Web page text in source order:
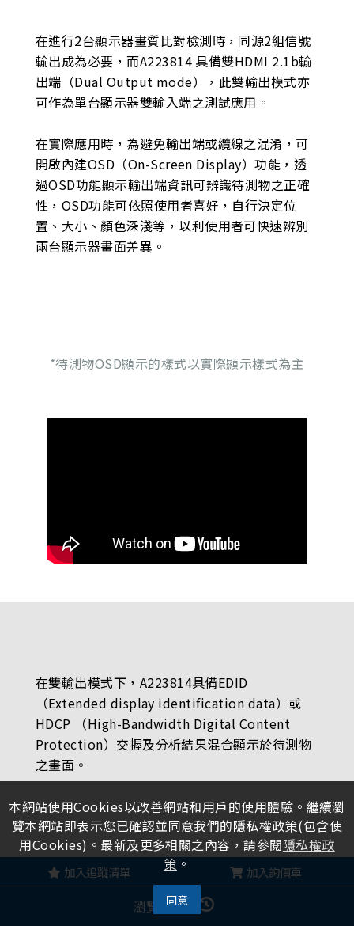
在進行2台顯示器畫質比對檢測時，同源2組信號
輸出成為必要，而A223814 具備雙HDMI 2.1b輸
出端（Dual Output mode），此雙輸出模式亦
可作為單台顯示器雙輸入端之測試應用。
在實際應用時，為避免輸出端或纜線之混淆，可
開啟內建OSD（On-Screen Display）功能，透
過OSD功能顯示輸出端資訊可辨識待測物之正確
性，OSD功能可依照使用者喜好，自行決定位
置、大小、顏色深淺等，以利使用者可快速辨別
兩台顯示器畫面差異。
*待測物OSD顯示的樣式以實際顯示樣式為主
在雙輸出模式下，A223814具備EDID
（Extended display identification data）或
HDCP （High-Bandwidth Digital Content
Protection）交握及分析結果混合顯示於待測物
之畫面。
加入追蹤清單 加入詢價車
本網站使用Cookies以改善網站和用戶的使用體驗。繼續瀏
覽本網站即表示您已確認並同意我們的隱私權政策(包含使
用Cookies)。最新及更多相關之內容，請參閱隱私權政
策。
同意
瀏覽記錄